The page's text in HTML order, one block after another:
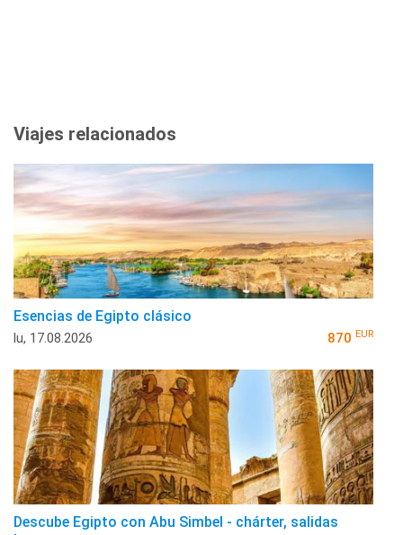
Viajes relacionados
Esencias de Egipto clásico
lu, 17.08.2026 870 EUR
Descube Egipto con Abu Simbel - chárter, salidas